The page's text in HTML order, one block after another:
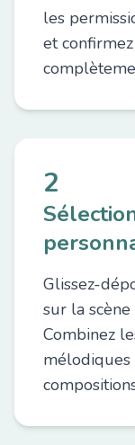
les
et
2
Glissez-
sur la
Combinez